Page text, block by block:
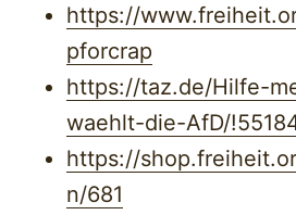
https://
pforcrap
https://taz.de/Hilfe-
waehlt-die-AfD/
https://
n/681